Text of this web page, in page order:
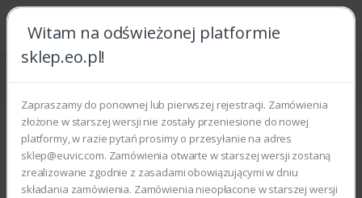
Witam na odświeżonej platformie
sklep.eo.pl!
Zapraszamy do ponownej lub pierwszej rejestracji. Zamówienia
złożone w starszej wersji nie zostały przeniesione do nowej
platformy, w razie pytań prosimy o przesyłanie na adres
sklep@euvic.com. Zamówienia otwarte w starszej wersji zostaną
zrealizowane zgodnie z zasadami obowiązującymi w dniu
składania zamówienia. Zamówienia nieopłacone w starszej wersji
Strona główna Części zamienne